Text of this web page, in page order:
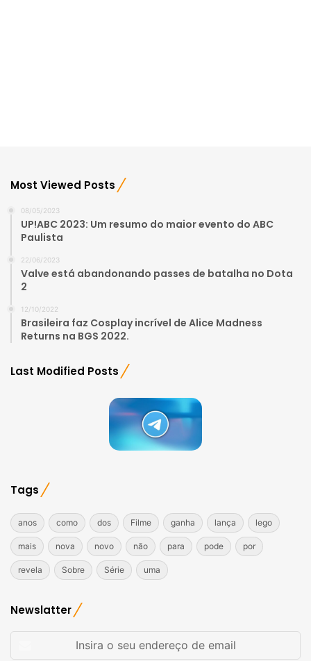
Most Viewed Posts
08/05/2023
UP!ABC 2023: Um resumo do maior evento do ABC
Paulista
22/06/2023
Valve está abandonando passes de batalha no Dota
2
12/10/2022
Brasileira faz Cosplay incrível de Alice Madness
Returns na BGS 2022.
Last Modified Posts
Tags
anos como dos Filme ganha lança lego
mais nova novo não para pode por
revela Sobre Série uma
Newslatter